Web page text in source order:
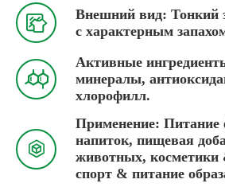

Внешний вид: Тонкий
с характерным

Активные
минералы,
хлорофилл.

Применение: Питание
напиток, пищевая
животных, косметики
спорт & питание